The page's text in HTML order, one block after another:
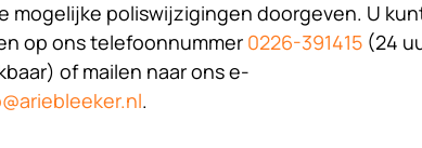
mogelijke poliswijzigingen doorgeven. U
op ons telefoonnummer 0226-391415 (24
of mailen naar ons e-
.